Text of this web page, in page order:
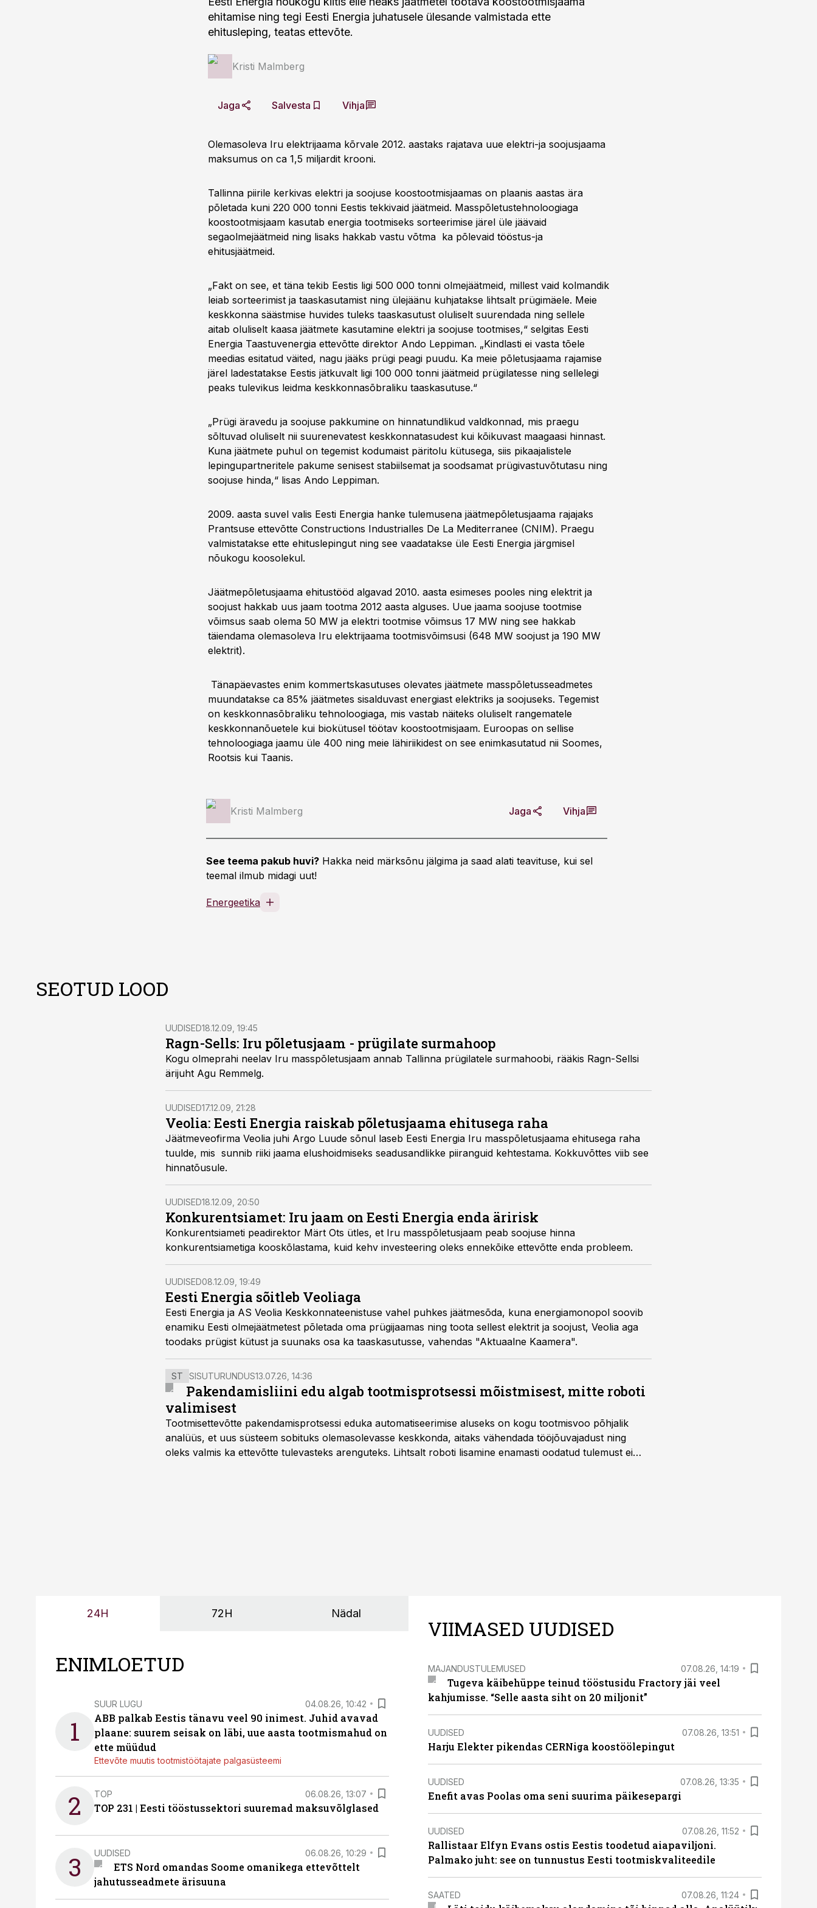
ehitamise ning tegi Eesti Energia juhatusele ülesande valmistada ette
ehitusleping, teatas ettevõte.
Kristi Malmberg
Jaga Salvesta Vihja
Olemasoleva Iru elektrijaama kõrvale 2012. aastaks rajatava uue elektri-ja soojusjaama
maksumus on ca 1,5 miljardit krooni.
Tallinna piirile kerkivas elektri ja soojuse koostootmisjaamas on plaanis aastas ära
põletada kuni 220 000 tonni Eestis tekkivaid jäätmeid. Masspõletustehnoloogiaga
koostootmisjaam kasutab energia tootmiseks sorteerimise järel üle jäävaid
segaolmejäätmeid ning lisaks hakkab vastu võtma ka põlevaid tööstus-ja
ehitusjäätmeid.
„Fakt on see, et täna tekib Eestis ligi 500 000 tonni olmejäätmeid, millest vaid kolmandik
leiab sorteerimist ja taaskasutamist ning ülejäänu kuhjatakse lihtsalt prügimäele. Meie
keskkonna säästmise huvides tuleks taaskasutust oluliselt suurendada ning sellele
aitab oluliselt kaasa jäätmete kasutamine elektri ja soojuse tootmises,“ selgitas Eesti
Energia Taastuvenergia ettevõtte direktor Ando Leppiman. „Kindlasti ei vasta tõele
meedias esitatud väited, nagu jääks prügi peagi puudu. Ka meie põletusjaama rajamise
järel ladestatakse Eestis jätkuvalt ligi 100 000 tonni jäätmeid prügilatesse ning sellelegi
peaks tulevikus leidma keskkonnasõbraliku taaskasutuse.“
„Prügi äravedu ja soojuse pakkumine on hinnatundlikud valdkonnad, mis praegu
sõltuvad oluliselt nii suurenevatest keskkonnatasudest kui kõikuvast maagaasi hinnast.
Kuna jäätmete puhul on tegemist kodumaist päritolu kütusega, siis pikaajalistele
lepingupartneritele pakume senisest stabiilsemat ja soodsamat prügivastuvõtutasu ning
soojuse hinda,“ lisas Ando Leppiman.
2009. aasta suvel valis Eesti Energia hanke tulemusena jäätmepõletusjaama rajajaks
Prantsuse ettevõtte Constructions Industrialles De La Mediterranee (CNIM). Praegu
valmistatakse ette ehituslepingut ning see vaadatakse üle Eesti Energia järgmisel
nõukogu koosolekul.
Jäätmepõletusjaama ehitustööd algavad 2010. aasta esimeses pooles ning elektrit ja
soojust hakkab uus jaam tootma 2012 aasta alguses. Uue jaama soojuse tootmise
võimsus saab olema 50 MW ja elektri tootmise võimsus 17 MW ning see hakkab
täiendama olemasoleva Iru elektrijaama tootmisvõimsusi (648 MW soojust ja 190 MW
elektrit).
Tänapäevastes enim kommertskasutuses olevates jäätmete masspõletusseadmetes
muundatakse ca 85% jäätmetes sisalduvast energiast elektriks ja soojuseks. Tegemist
on keskkonnasõbraliku tehnoloogiaga, mis vastab näiteks oluliselt rangematele
keskkonnanõuetele kui biokütusel töötav koostootmisjaam. Euroopas on sellise
tehnoloogiaga jaamu üle 400 ning meie lähiriikidest on see enimkasutatud nii Soomes,
Rootsis kui Taanis.
Kristi Malmberg Jaga Vihja
See teema pakub huvi? Hakka neid märksõnu jälgima ja saad alati teavituse, kui sel
teemal ilmub midagi uut!
Energeetika
SEOTUD LOOD
UUDISED18.12.09, 19:45
Ragn-Sells: Iru põletusjaam - prügilate surmahoop
Kogu olmeprahi neelav Iru masspõletusjaam annab Tallinna prügilatele surmahoobi, rääkis Ragn-Sellsi
ärijuht Agu Remmelg.
UUDISED17.12.09, 21:28
Veolia: Eesti Energia raiskab põletusjaama ehitusega raha
Jäätmeveofirma Veolia juhi Argo Luude sõnul laseb Eesti Energia Iru masspõletusjaama ehitusega raha
tuulde, mis sunnib riiki jaama elushoidmiseks seadusandlikke piiranguid kehtestama. Kokkuvõttes viib see
hinnatõusule.
UUDISED18.12.09, 20:50
Konkurentsiamet: Iru jaam on Eesti Energia enda äririsk
Konkurentsiameti peadirektor Märt Ots ütles, et Iru masspõletusjaam peab soojuse hinna
konkurentsiametiga kooskõlastama, kuid kehv investeering oleks ennekõike ettevõtte enda probleem.
UUDISED08.12.09, 19:49
Eesti Energia sõitleb Veoliaga
Eesti Energia ja AS Veolia Keskkonnateenistuse vahel puhkes jäätmesõda, kuna energiamonopol soovib
enamiku Eesti olmejäätmetest põletada oma prügijaamas ning toota sellest elektrit ja soojust, Veolia aga
toodaks prügist kütust ja suunaks osa ka taaskasutusse, vahendas "Aktuaalne Kaamera".
ST SISUTURUNDUS13.07.26, 14:36
Pakendamisliini edu algab tootmisprotsessi mõistmisest, mitte roboti
valimisest
Tootmisettevõtte pakendamisprotsessi eduka automatiseerimise aluseks on kogu tootmisvoo põhjalik
analüüs, et uus süsteem sobituks olemasolevasse keskkonda, aitaks vähendada tööjõuvajadust ning
oleks valmis ka ettevõtte tulevasteks arenguteks. Lihtsalt roboti lisamine enamasti oodatud tulemust ei
24H 72H Nädal
ENIMLOETUD
1
SUUR LUGU 04.08.26, 10:42
ABB palkab Eestis tänavu veel 90 inimest. Juhid avavad
plaane: suurem seisak on läbi, uue aasta tootmismahud on
ette müüdud
Ettevõte muutis tootmistöötajate palgasüsteemi
2 TOP 06.08.26, 13:07
TOP 231 | Eesti tööstussektori suuremad maksuvõlglased
3 UUDISED 06.08.26, 10:29
ETS Nord omandas Soome omanikega ettevõttelt
jahutusseadmete ärisuuna
VIIMASED UUDISED
MAJANDUSTULEMUSED 07.08.26, 14:19
Tugeva käibehüppe teinud tööstusidu Fractory jäi veel
kahjumisse. “Selle aasta siht on 20 miljonit”
UUDISED 07.08.26, 13:51
Harju Elekter pikendas CERNiga koostöölepingut
UUDISED 07.08.26, 13:35
Enefit avas Poolas oma seni suurima päikesepargi
UUDISED 07.08.26, 11:52
Rallistaar Elfyn Evans ostis Eestis toodetud aiapaviljoni.
Palmako juht: see on tunnustus Eesti tootmiskvaliteedile
SAATED 07.08.26, 11:24